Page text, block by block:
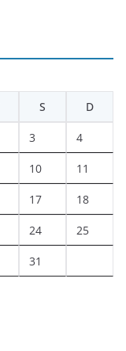
S D
3 4
10 11
17 18
24 25
31